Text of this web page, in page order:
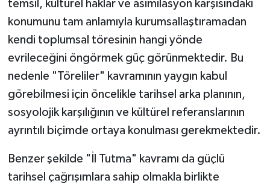
temsil, kültürel haklar ve asimilasyon karşısındaki
konumunu tam anlamıyla kurumsallaştıramadan
kendi toplumsal töresinin hangi yönde
evrileceğini öngörmek güç görünmektedir. Bu
nedenle "Töreliler" kavramının yaygın kabul
görebilmesi için öncelikle tarihsel arka planının,
sosyolojik karşılığının ve kültürel referanslarının
ayrıntılı biçimde ortaya konulması gerekmektedir.
Benzer şekilde "İl Tutma" kavramı da güçlü
tarihsel çağrışımlara sahip olmakla birlikte